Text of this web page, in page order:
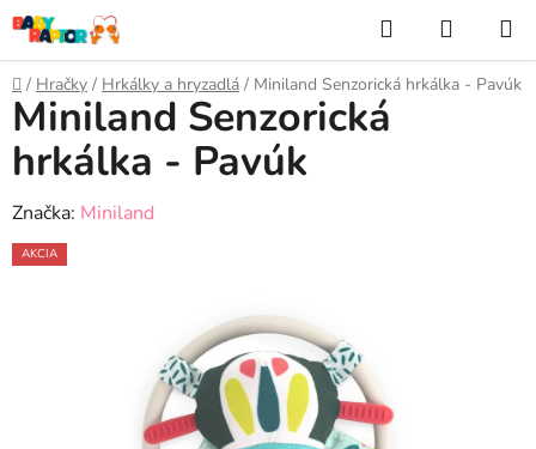
Prejsť
na
obsah
Hľadať
KOŠÍK
Domov
/ Hračky / Hrkálky a hryzadlá / Miniland Senzorická hrkálka - Pavúk
Miniland Senzorická
hrkálka - Pavúk
Značka: Miniland
AKCIA